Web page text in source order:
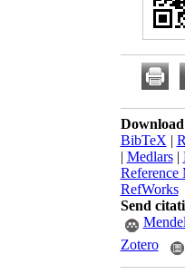
BibTeX |
| Medlars|
Reference
RefWorks
Send
Zotero